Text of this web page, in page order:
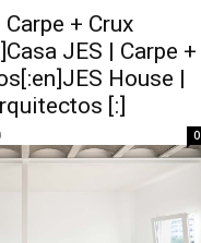
+ Crux
JES | Carpe +
House |
[:]
0